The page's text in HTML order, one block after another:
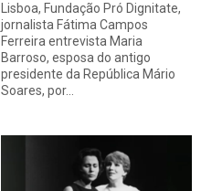
Lisboa, Fundação Pró Dignitate,
jornalista Fátima Campos
Ferreira entrevista Maria
Barroso, esposa do antigo
presidente da República Mário
Soares, por…